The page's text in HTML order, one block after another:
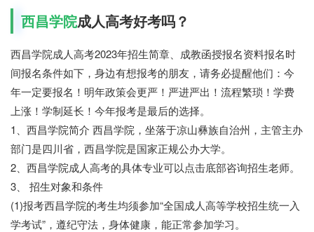
西昌学院成人高考好考吗？
西昌学院成人高考2023年招生简章、成教函授报名资料报名时
间报名条件如下，身边有想报考的朋友，请务必提醒他们：今
年一定要报名！明年政策会更严！严进严出！流程繁琐！学费
上涨！学制延长！今年报考是最后的选择。
1、西昌学院简介 西昌学院，坐落于凉山彝族自治州，主管主办
部门是四川省，西昌学院是国家正规公办大学。
2、西昌学院成人高考的具体专业可以点击底部咨询招生老师。
3、 招生对象和条件
(1)报考西昌学院的考生均须参加“全国成人高等学校招生统一入
学考试”，遵纪守法，身体健康，能正常参加学习。